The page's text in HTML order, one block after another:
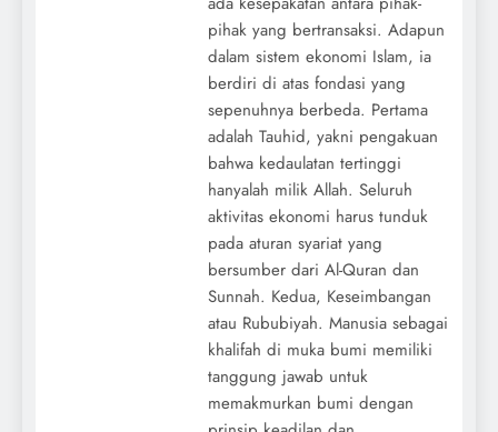
pihak yang bertransaksi. Adapun
dalam sistem ekonomi Islam, ia
berdiri di atas fondasi yang
sepenuhnya berbeda. Pertama
adalah Tauhid, yakni pengakuan
bahwa kedaulatan tertinggi
hanyalah milik Allah. Seluruh
aktivitas ekonomi harus tunduk
pada aturan syariat yang
bersumber dari Al-Quran dan
Sunnah. Kedua, Keseimbangan
atau Rububiyah. Manusia sebagai
khalifah di muka bumi memiliki
tanggung jawab untuk
memakmurkan bumi dengan